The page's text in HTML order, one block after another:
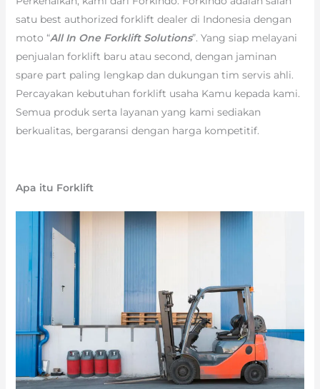
satu best authorized forklift dealer di Indonesia dengan
moto “All In One Forklift Solutions”. Yang siap melayani
penjualan forklift baru atau second, dengan jaminan
spare part paling lengkap dan dukungan tim servis ahli.
Percayakan kebutuhan forklift usaha Kamu kepada kami.
Semua produk serta layanan yang kami sediakan
berkualitas, bergaransi dengan harga kompetitif.
Apa itu Forklift